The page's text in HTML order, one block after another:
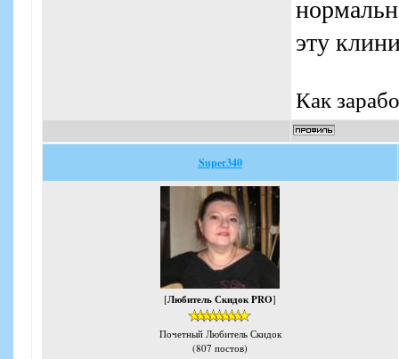
эту
Как
Super340
[Любитель Скидок PRO]
Почетный Любитель Скидок
(807 постов)